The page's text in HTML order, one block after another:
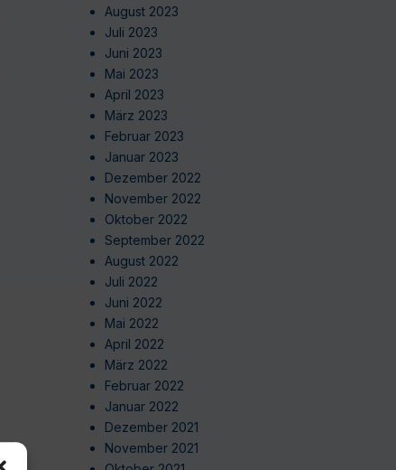
August 2023
Juli 2023
Juni 2023
Mai 2023
April 2023
März 2023
Februar 2023
Januar 2023
Dezember 2022
November 2022
Oktober 2022
September 2022
August 2022
Juli 2022
Juni 2022
Mai 2022
April 2022
März 2022
Februar 2022
Januar 2022
Dezember 2021
November 2021